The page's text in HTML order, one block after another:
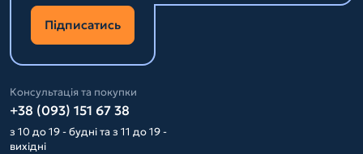
Підписатись
Консультація та покупки
+38 (093) 151 67 38
з 10 до 19 - будні та з 11 до 19 -
вихідні